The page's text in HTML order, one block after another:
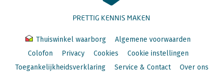
PRETTIG KENNIS MAKEN
Thuiswinkel waarborg
Algemene voorwaarden
Colofon
Privacy Cookies
Cookie instellingen
Toegankelijkheidsverklaring
Service & Contact Over ons